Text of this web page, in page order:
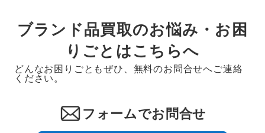
ブランド品買取のお悩み・お困
りごとはこちらへ
どんなお困りごともぜひ、無料のお問合せへご連絡
ください。
フォームでお問合せ